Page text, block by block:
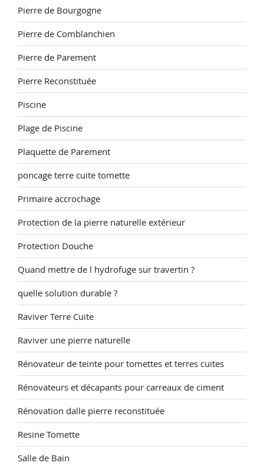
Pierre de Bourgogne
Pierre de Comblanchien
Pierre de Parement
Pierre Reconstituée
Piscine
Plage de Piscine
Plaquette de Parement
poncage terre cuite tomette
Primaire accrochage
Protection de la pierre naturelle extérieur
Protection Douche
Quand mettre de l hydrofuge sur travertin ?
quelle solution durable ?
Raviver Terre Cuite
Raviver une pierre naturelle
Rénovateur de teinte pour tomettes et terres cuites
Rénovateurs et décapants pour carreaux de ciment
Rénovation dalle pierre reconstituée
Resine Tomette
Salle de Bain